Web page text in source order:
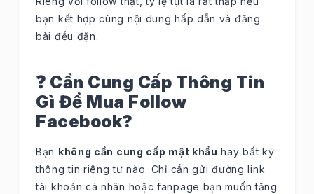
bạn kết hợp cùng nội dung hấp dẫn và đăng
bài đều đặn.
❓ Cần Cung Cấp Thông Tin
Gì Để Mua Follow
Facebook?
Bạn không cần cung cấp mật khẩu hay bất kỳ
thông tin riêng tư nào. Chỉ cần gửi đường link
tài khoản cá nhân hoặc fanpage bạn muốn tăng